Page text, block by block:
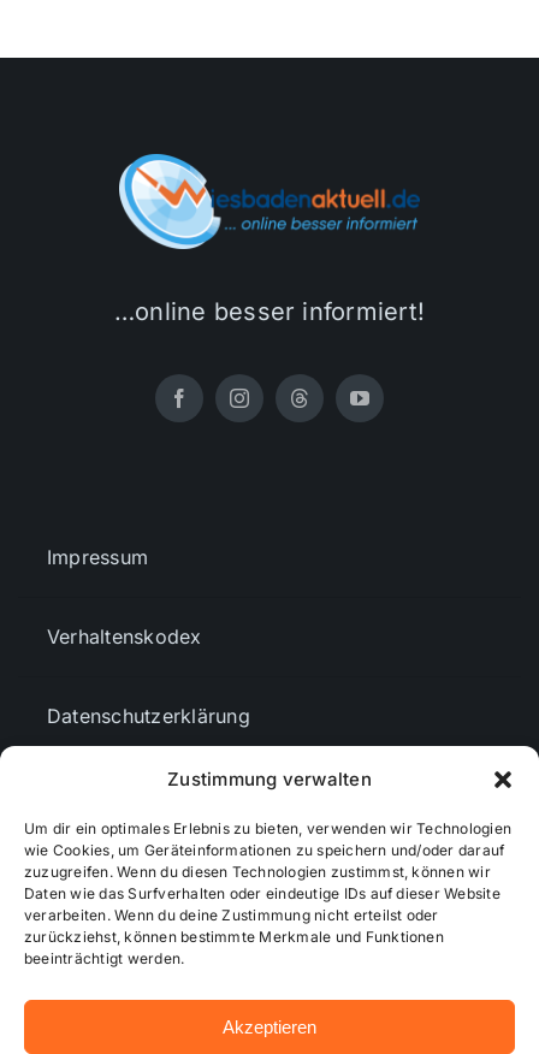
Zustimmung verwalten
Um dir ein optimales Erlebnis zu bieten, verwenden wir Technologien
wie Cookies, um Geräteinformationen zu speichern und/oder darauf
zuzugreifen. Wenn du diesen Technologien zustimmst, können wir
Daten wie das Surfverhalten oder eindeutige IDs auf dieser Website
verarbeiten. Wenn du deine Zustimmung nicht erteilst oder
zurückziehst, können bestimmte Merkmale und Funktionen
beeinträchtigt werden.
Akzeptieren
…online besser informiert!
Impressum
Verhaltenskodex
Datenschutzerklärung
Cookie-Richtlinie (EU)
Mediendaten